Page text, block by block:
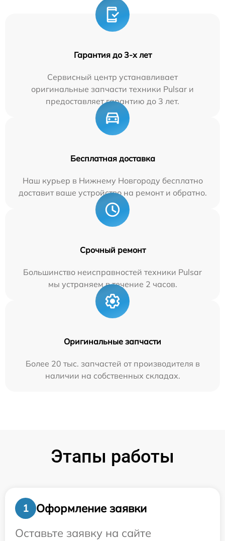
Гарантия до 3-х лет
Сервисный центр устанавливает
оригинальные запчасти техники Pulsar и
предоставляет гарантию до 3 лет.
Бесплатная доставка
Наш курьер в Нижнему Новгороду бесплатно
доставит ваше устройство на ремонт и обратно.
Срочный ремонт
Большинство неисправностей техники Pulsar
мы устраняем в течение 2 часов.
Оригинальные запчасти
Более 20 тыс. запчастей от производителя в
наличии на собственных складах.
Этапы работы
1
Оформление заявки
Оставьте заявку на сайте